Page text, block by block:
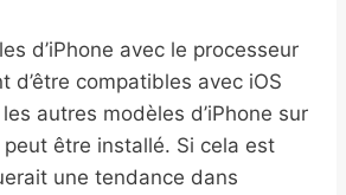
d’iPhone avec le processeur
d’être compatibles avec iOS
autres modèles d’iPhone sur
peut être installé. Si cela est
une tendance dans